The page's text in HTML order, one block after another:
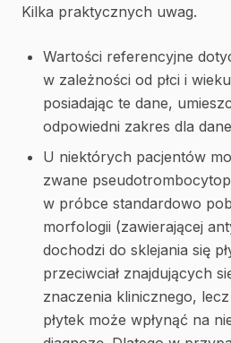
Kilka praktycznych uwag.
Wartości referencyjne
w zależności od płci i
posiadając te dane,
odpowiedni zakres dla
U niektórych pacjentów
zwane
w próbce standardowo
morfologii (zawierającej
dochodzi do sklejania się
przeciwciał znajdujących
znaczenia klinicznego,
płytek może wpłynąć na